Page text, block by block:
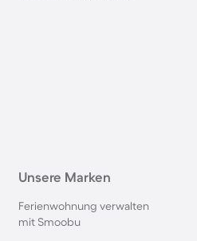
Unsere Marken
Ferienwohnung verwalten
mit Smoobu